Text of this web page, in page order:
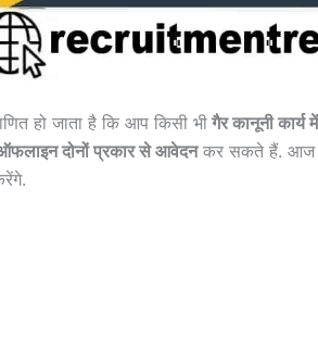
हो जाता है कि आप किसी भी गैर कानूनी कार्य
दोनों प्रकार से आवेदनकर सकते हैं. आज